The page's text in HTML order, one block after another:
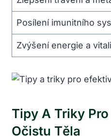
Posílení imunitního
Zvýšení energie a
Tipy A Triky
Očistu Těla